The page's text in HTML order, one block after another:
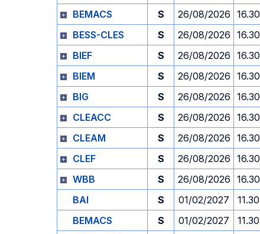
BEMACS
S 26/08/2026 16.30
BESS-CLES
S 26/08/2026 16.30
BIEF
S 26/08/2026 16.30
BIEM
S 26/08/2026 16.30
BIG
S 26/08/2026 16.30
CLEACC
S 26/08/2026 16.30
CLEAM
S 26/08/2026 16.30
CLEF
S 26/08/2026 16.30
WBB
S 26/08/2026 16.30
BAI
S 01/02/2027 11.30
BEMACS
S 01/02/2027 11.30